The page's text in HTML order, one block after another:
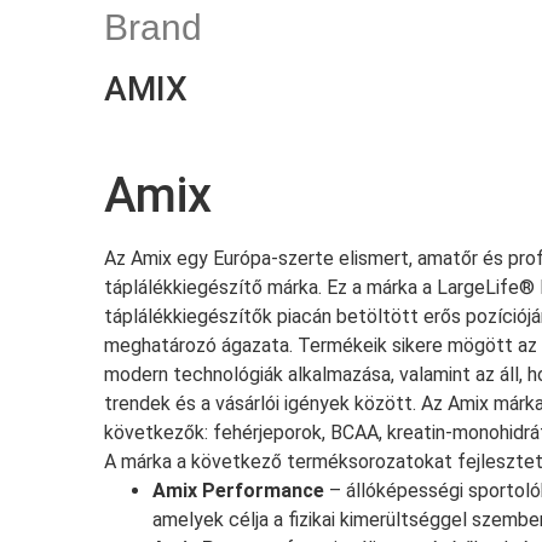
Brand
AMIX
Amix
Az Amix egy Európa-szerte elismert, amatőr és
táplálékkiegészítő márka. Ez a márka a
táplálékkiegészítők piacán betöltött erős
meghatározó ágazata. Termékeik sikere mögött
modern technológiák alkalmazása, valamint az áll,
trendek és a vásárlói igények között. Az Amix
következők: fehérjeporok, BCAA, kreatin-
A márka a következő terméksorozatokat
Amix Performance – állóképességi
amelyek célja a fizikai kimerültséggel